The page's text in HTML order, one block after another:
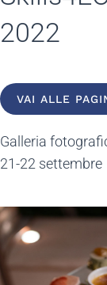
2022
VAI ALLE
Galleria
21-22 settembre